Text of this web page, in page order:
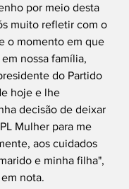
por meio desta
muito refletir com o
o momento em que
nossa família,
do Partido
hoje e lhe
decisão de deixar
Mulher para me
aos cuidados
e minha filha",
nota.